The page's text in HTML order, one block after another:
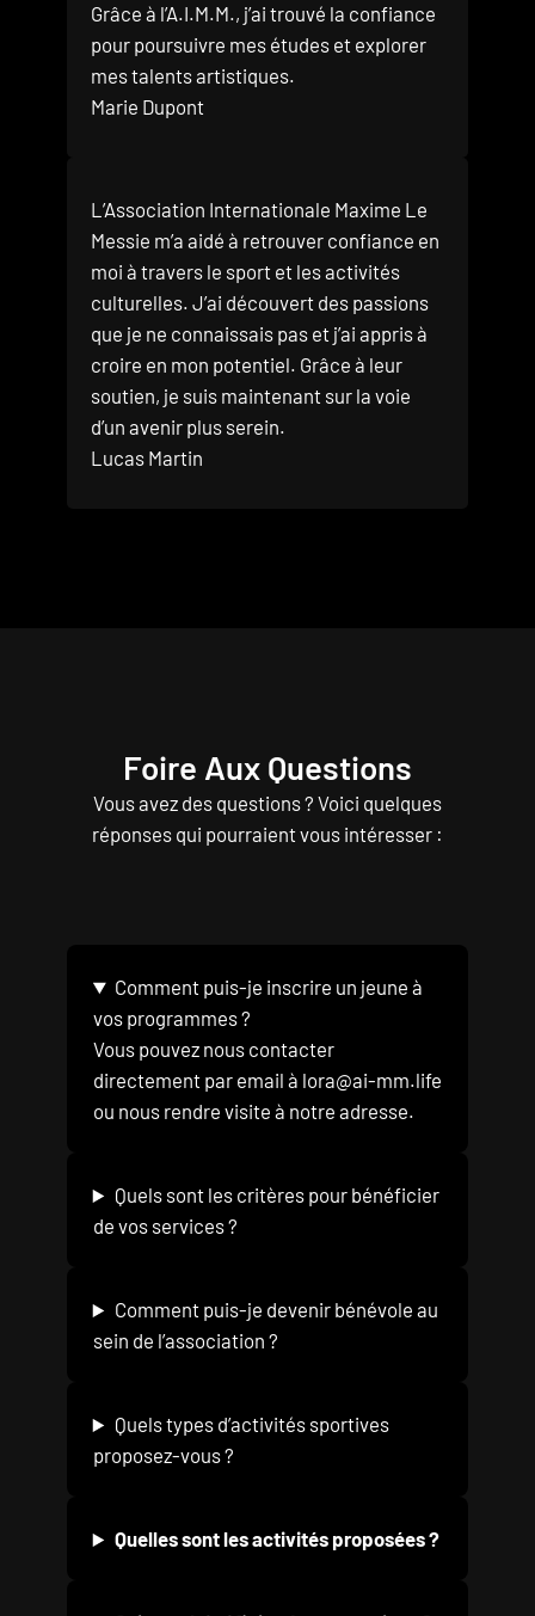
Grâce à l’A.I.M.M., j’ai trouvé la confiance
pour poursuivre mes études et explorer
mes talents artistiques.
Marie Dupont
L’Association Internationale Maxime Le
Messie m’a aidé à retrouver confiance en
moi à travers le sport et les activités
culturelles. J’ai découvert des passions
que je ne connaissais pas et j’ai appris à
croire en mon potentiel. Grâce à leur
soutien, je suis maintenant sur la voie
d’un avenir plus serein.
Lucas Martin
Foire Aux Questions
Vous avez des questions ? Voici quelques
réponses qui pourraient vous intéresser :
Comment puis-je inscrire un jeune à
vos programmes ?
Vous pouvez nous contacter
directement par email à lora@ai-mm.life
ou nous rendre visite à notre adresse.
Quels sont les critères pour bénéficier
de vos services ?
Comment puis-je devenir bénévole au
sein de l’association ?
Quels types d’activités sportives
proposez-vous ?
Quelles sont les activités proposées ?